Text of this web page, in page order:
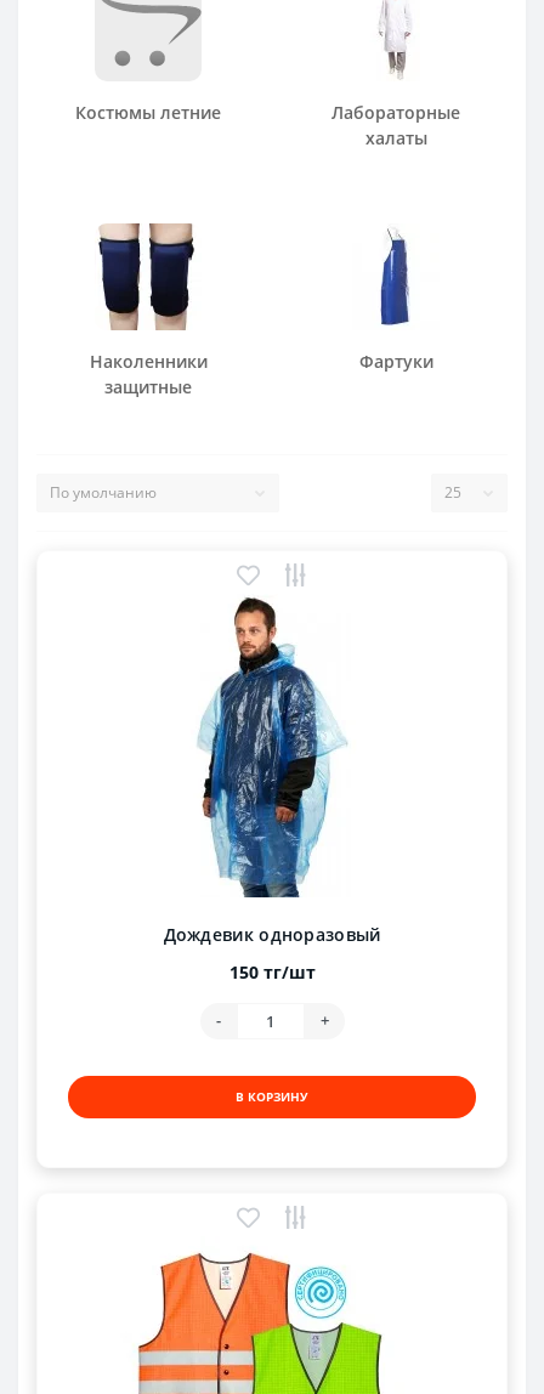
Костюмы летние
Лабораторные
халаты
Наколенники
защитные
Фартуки
Дождевик одноразовый
150 тг/шт
- +
В КОРЗИНУ